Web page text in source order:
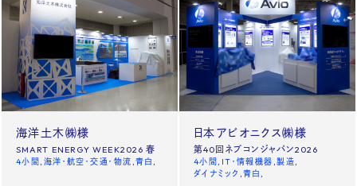
FAQ
Blog
Recruit
海洋土木㈱様
SMART ENERGY WEEK2026 春
4小間 海洋・航空・交通・物流 青白
日本アビオニクス㈱様
第40回ネプコンジャパン2026
4小間 IT・情報機器 製造
ダイナミック 青白